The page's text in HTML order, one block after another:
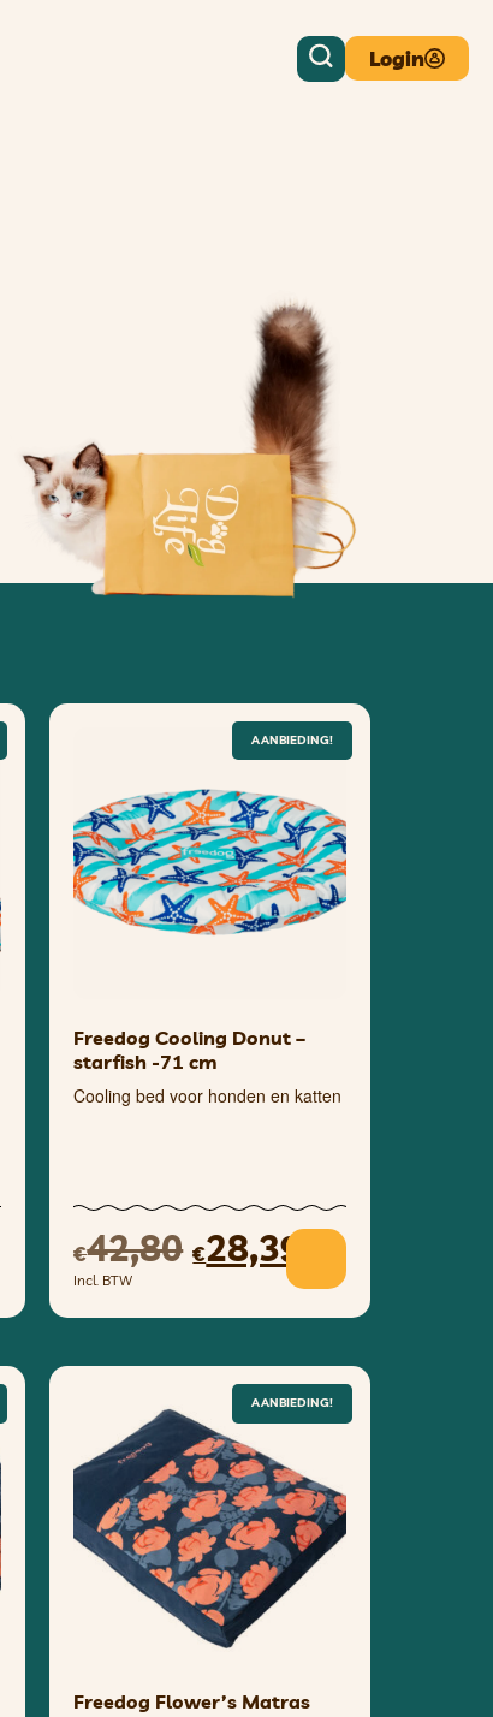
Login
AANBIEDING!
Freedog Cooling Donut –
starfish -71 cm
Cooling bed voor honden en katten
€42,80 €28,39
Incl. BTW
AANBIEDING!
Freedog Flower’s Matras